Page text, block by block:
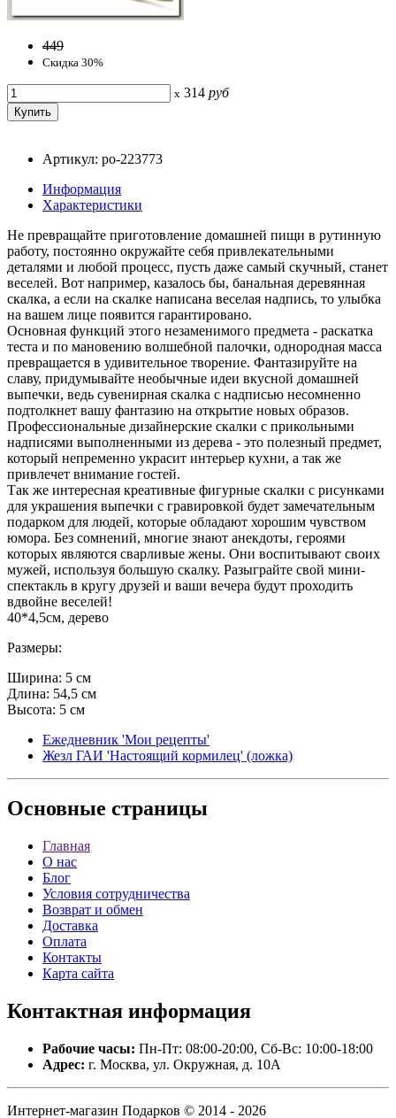
449
Скидка 30%
x 314 руб
Артикул: po-223773
Информация
Характеристики
Не превращайте приготовление домашней пищи в рутинную
работу, постоянно окружайте себя привлекательными
деталями и любой процесс, пусть даже самый скучный, станет
веселей. Вот например, казалось бы, банальная деревянная
скалка, а если на скалке написана веселая надпись, то улыбка
на вашем лице появится гарантировано.
Основная функций этого незаменимого предмета - раскатка
теста и по мановению волшебной палочки, однородная масса
превращается в удивительное творение. Фантазируйте на
славу, придумывайте необычные идеи вкусной домашней
выпечки, ведь сувенирная скалка с надписью несомненно
подтолкнет вашу фантазию на открытие новых образов.
Профессиональные дизайнерские скалки с прикольными
надписями выполненными из дерева - это полезный предмет,
который непременно украсит интерьер кухни, а так же
привлечет внимание гостей.
Так же интересная креативные фигурные скалки с рисунками
для украшения выпечки с гравировкой будет замечательным
подарком для людей, которые обладают хорошим чувством
юмора. Без сомнений, многие знают анекдоты, героями
которых являются сварливые жены. Они воспитывают своих
мужей, используя большую скалку. Разыграйте свой мини-
спектакль в кругу друзей и ваши вечера будут проходить
вдвойне веселей!
40*4,5см, дерево
Размеры:
Ширина: 5 см
Длина: 54,5 см
Высота: 5 см
Ежедневник 'Мои рецепты'
Жезл ГАИ 'Настоящий кормилец' (ложка)
Основные страницы
Главная
О нас
Блог
Условия сотрудничества
Возврат и обмен
Доставка
Оплата
Контакты
Карта сайта
Контактная информация
Рабочие часы: Пн-Пт: 08:00-20:00, Сб-Вс: 10:00-18:00
Адрес: г. Москва, ул. Окружная, д. 10А
Интернет-магазин Подарков © 2014 - 2026